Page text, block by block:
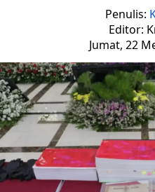
Penulis:
Editor:
Jumat, 22